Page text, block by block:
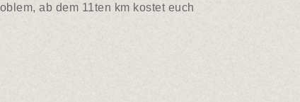
ab dem 11ten km kostet euch